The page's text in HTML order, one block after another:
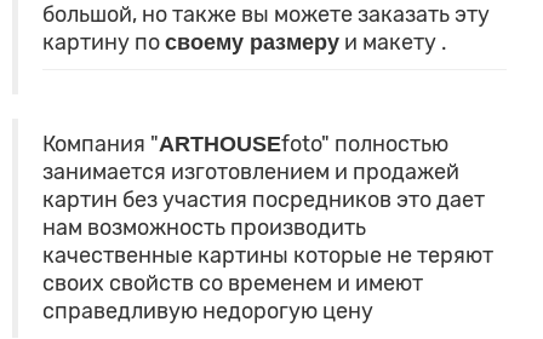
большой, но также вы можете заказать эту
картину по своему размеру и макету .
Компания "ARTHOUSEfoto" полностью
занимается изготовлением и продажей
картин без участия посредников это дает
нам возможность производить
качественные картины которые не теряют
своих свойств со временем и имеют
справедливую недорогую цену